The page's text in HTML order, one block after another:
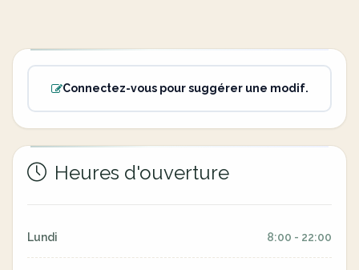
Connectez-vous pour suggérer une modif.
Heures d'ouverture
Lundi 8:00 - 22:00